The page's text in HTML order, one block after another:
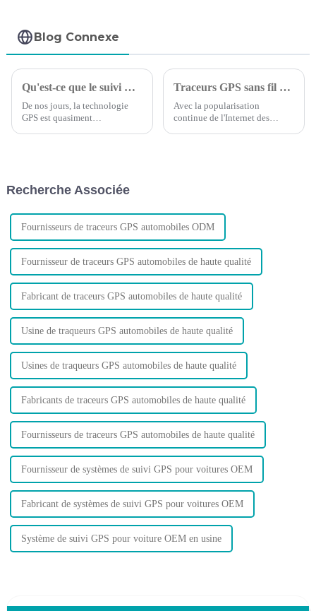
Blog Connexe
Qu'est-ce que le suivi GPS : ce que vous devez savoir
De nos jours, la technologie
GPS est quasiment
le trafic GPS ?
Traceurs GPS sans fil et câblés : lequel est le meilleur ?
Avec la popularisation
continue de l'Internet des
Recherche Associée
Fournisseurs de traceurs GPS automobiles ODM
Fournisseur de traceurs GPS automobiles de haute qualité
Fabricant de traceurs GPS automobiles de haute qualité
Usine de traqueurs GPS automobiles de haute qualité
Usines de traqueurs GPS automobiles de haute qualité
Fabricants de traceurs GPS automobiles de haute qualité
Fournisseurs de traceurs GPS automobiles de haute qualité
Fournisseur de systèmes de suivi GPS pour voitures OEM
Fabricant de systèmes de suivi GPS pour voitures OEM
Système de suivi GPS pour voiture OEM en usine